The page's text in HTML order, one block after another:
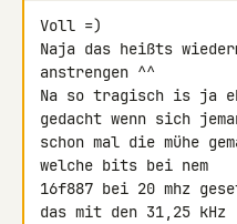
Voll =)
Naja das heißts
anstrengen ^^
Na so tragisch is ja
gedacht wenn sich
schon mal die mühe
welche bits bei nem
16f887 bei 20 mhz
das mit den 31,25 kHz